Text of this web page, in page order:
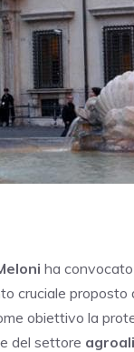
ha convocato
cruciale proposto
obiettivo la
del settore